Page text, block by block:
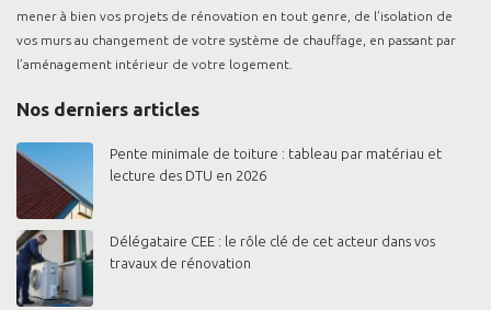
mener à bien vos projets de rénovation en tout genre, de l’isolation de
vos murs au changement de votre système de chauffage, en passant par
l’aménagement intérieur de votre logement.
Nos derniers articles
Pente minimale de toiture : tableau par matériau et
lecture des DTU en 2026
Délégataire CEE : le rôle clé de cet acteur dans vos
travaux de rénovation